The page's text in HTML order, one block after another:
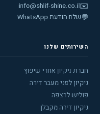
✉️
info@shlif-shine.co.il
💬שלח הודעת WhatsApp
השירותים שלנו
חברת ניקיון אחרי שיפוץ
ניקיון לפני מעבר דירה
פוליש לרצפה
ניקיון דירה מקבלן